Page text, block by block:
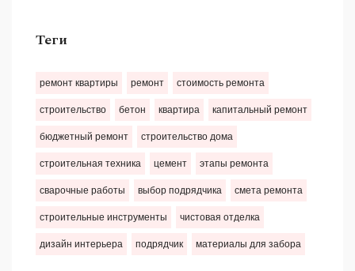
Теги
ремонт квартиры ремонт стоимость ремонта
строительство бетон квартира капитальный ремонт
бюджетный ремонт строительство дома
строительная техника цемент этапы ремонта
сварочные работы выбор подрядчика смета ремонта
строительные инструменты чистовая отделка
дизайн интерьера подрядчик материалы для забора